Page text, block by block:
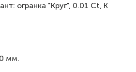
огранка "Круг", 0.01 Ct, K
мм.